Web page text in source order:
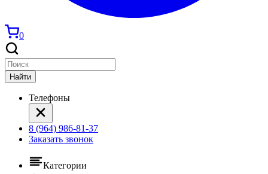
0
Найти
Телефоны
8 (964) 986-81-37
Заказать звонок
Категории